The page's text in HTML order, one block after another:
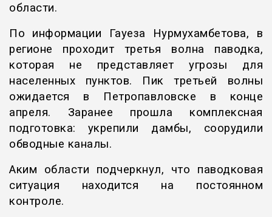
области.
По информации Гауеза Нурмухамбетова, в
регионе проходит третья волна паводка,
которая не представляет угрозы для
населенных пунктов. Пик третьей волны
ожидается в Петропавловске в конце
апреля. Заранее прошла комплексная
подготовка: укрепили дамбы, соорудили
обводные каналы.
Аким области подчеркнул, что паводковая
ситуация находится на постоянном
контроле.